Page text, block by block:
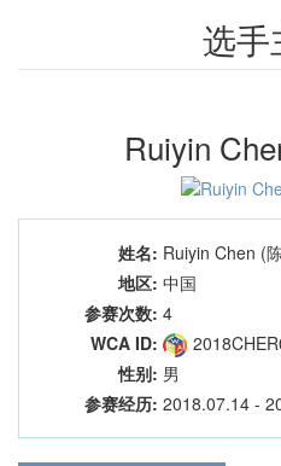
选手
Ruiyin
姓名: Ruiyin Chen (
地区: 中国
参赛次数: 4
WCA ID:
性别: 男
参赛经历: 2018.07.14 -